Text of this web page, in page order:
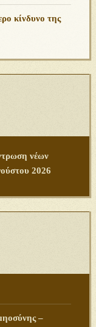
κίνδυνο της
νέων
2026
–